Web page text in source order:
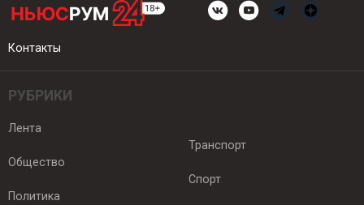
Контакты
РУБРИКИ
Лента
Общество
Политика
Транспорт
Спорт